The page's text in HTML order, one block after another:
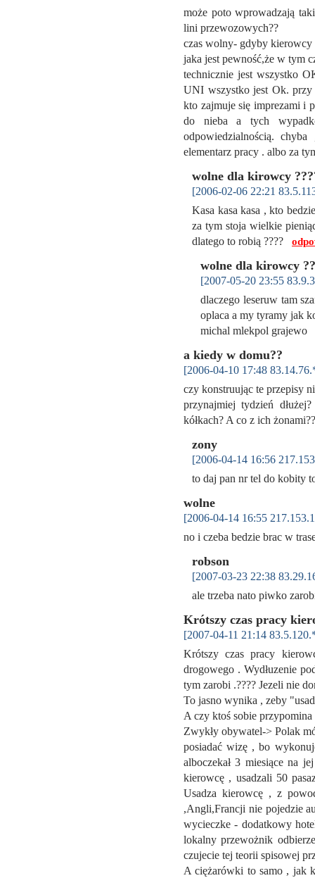
może poto wprowadzają
lini przewozowych??
czas wolny- gdyby kierowcy
jaka jest pewność,że w tym
technicznie jest wszystko
UNI wszystko jest Ok. przy
kto zajmuje się imprezami i
do nieba a tych
odpowiedzialnością.
elementarz pracy . albo za
wolne dla kirowcy
[2006-02-06 22:21
Kasa kasa kasa , kto
za tym stoja wielkie
dlatego to robią ????
wolne dla kirowcy
[2007-05-20 23:55
dlaczego leseruw tam
oplaca a my tyramy jak
michal mlekpol grajewo
a kiedy w domu??
[2006-04-10 17:48
czy konstruując te przepisy
przynajmiej tydzień
kółkach? A co z ich
zony
[2006-04-14 16:56
to daj pan nr tel do kobity
wolne
[2006-04-14 16:55
no i czeba bedzie brac w
robson
[2007-03-23 22:38
ale trzeba nato piwko
Krótszy czas pracy
[2007-04-11 21:14
Krótszy czas pracy
drogowego . Wydłuzenie
tym zarobi .???? Jezeli nie
To jasno wynika , zeby
A czy ktoś sobie
Zwykły obywatel-> Polak
posiadać wizę , bo
alboczekał 3 miesiące na
kierowcę , usadzali 50
Usadza kierowcę , z
,Angli,Francji nie pojedzie
wycieczke - dodatkowy
lokalny przewożnik
czujecie tej teorii spisowej
A ciężarówki to samo , jak